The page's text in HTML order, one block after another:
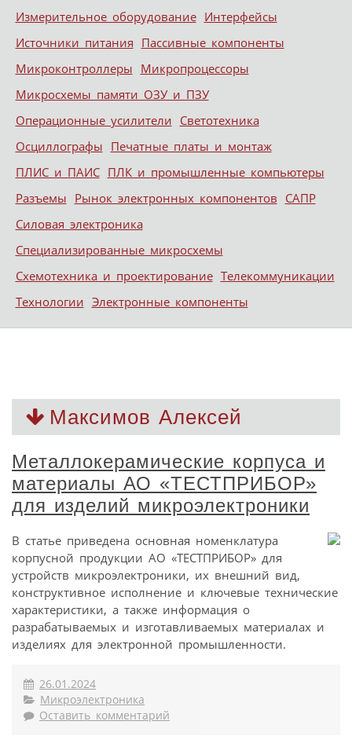
Измерительное оборудование Интерфейсы
Источники питания Пассивные компоненты
Микроконтроллеры Микропроцессоры
Микросхемы памяти ОЗУ и ПЗУ
Операционные усилители Светотехника
Осциллографы Печатные платы и монтаж
ПЛИС и ПАИС ПЛК и промышленные компьютеры
Разъемы Рынок электронных компонентов САПР
Силовая электроника
Специализированные микросхемы
Схемотехника и проектирование Телекоммуникации
Технологии Электронные компоненты
Максимов Алексей
Металлокерамические корпуса и
материалы АО «ТЕСТПРИБОР»
для изделий микроэлектроники
В статье приведена основная номенклатура
корпусной продукции АО «ТЕСТПРИБОР» для
устройств микроэлектроники, их внешний вид,
конструктивное исполнение и ключевые технические
характеристики, а также информация о
разрабатываемых и изготавливаемых материалах и
изделиях для электронной промышленности.
26.01.2024
Микроэлектроника
Оставить комментарий